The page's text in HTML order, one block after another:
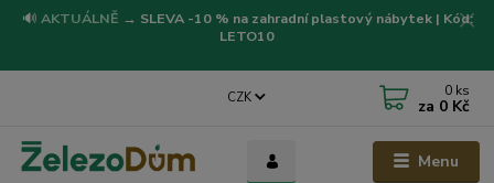
🔊 AKTUÁLNĚ → SLEVA -10 % na zahradní plastový nábytek | Kód:
LETO10
Menu
CZK 0 ks
za 0 Kč